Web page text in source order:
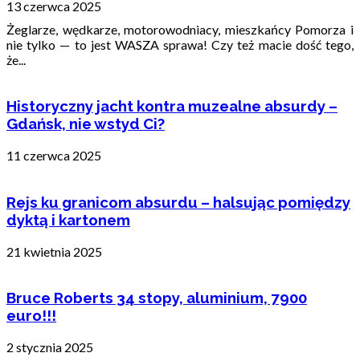
13 czerwca 2025
Żeglarze, wędkarze, motorowodniacy, mieszkańcy Pomorza i
nie tylko — to jest WASZA sprawa! Czy też macie dość tego,
że...
Historyczny jacht kontra muzealne absurdy –
Gdańsk, nie wstyd Ci?
11 czerwca 2025
Rejs ku granicom absurdu – halsując pomiędzy
dyktą i kartonem
21 kwietnia 2025
Bruce Roberts 34 stopy, aluminium, 7900
euro!!!
2 stycznia 2025